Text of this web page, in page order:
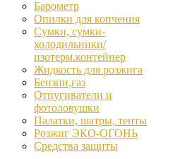
Барометр
Опилки для копчения
Сумки, сумки-
холодильники/
изотерм.контейнер
Жидкость для розжига
Бензин,газ
Отпугиватели и
фотоловушки
Палатки, шатры, тенты
Розжиг ЭКО-ОГОНЬ
Средства защиты